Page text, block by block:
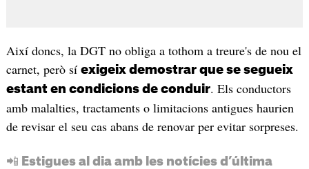
Així doncs, la DGT no obliga a tothom a treure's de nou el
carnet, però sí exigeix demostrar que se segueix
estant en condicions de conduir. Els conductors
amb malalties, tractaments o limitacions antigues haurien
de revisar el seu cas abans de renovar per evitar sorpreses.
📲 Estigues al dia amb les notícies d’última